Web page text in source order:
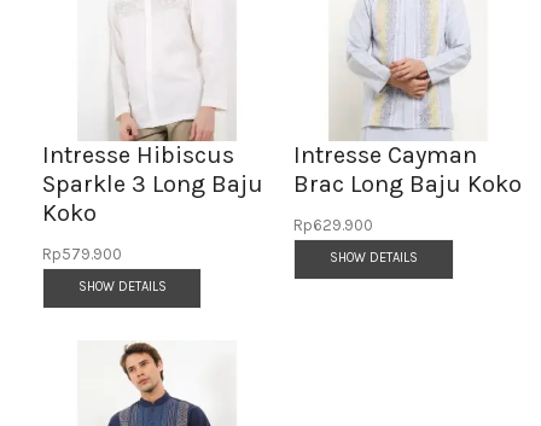
Intresse Hibiscus
Sparkle 3 Long Baju
Koko
Rp579.900
SHOW DETAILS
Intresse Cayman
Brac Long Baju Koko
Rp629.900
SHOW DETAILS